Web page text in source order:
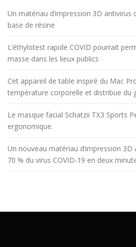
Un matériau d’impression 3D antivirus
base de résine
L’éthylotest rapide COVID pourrait
masse dans les lieux publics
Cet appareil de table inspiré du Mac
température corporelle et distribue du
Le masque facial Schatzii TX3 Sports
ergonomique.
Un nouveau matériau d’impression
70 % du virus COVID-19 en deux